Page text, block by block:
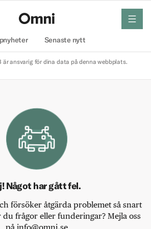
Senaste nytt
meny
är ansvarig för dina data på denna webbplats.
Något har gått fel.
försöker åtgärda problemet så snart
frågor eller funderingar? Mejla oss